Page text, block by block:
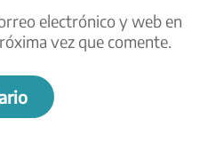
electrónico y web en
vez que comente.